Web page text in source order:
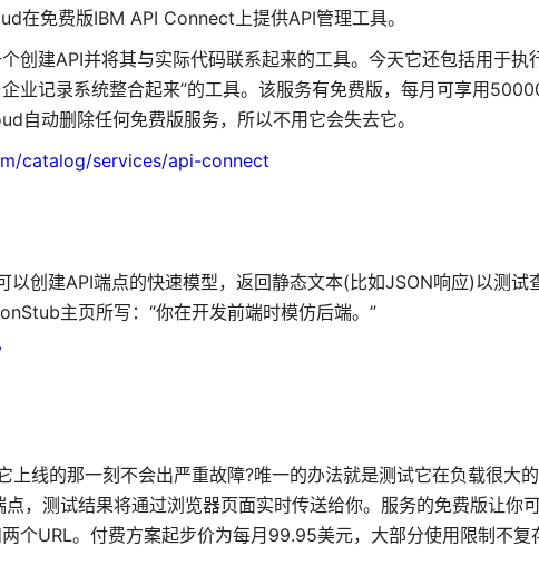
在免费版IBM API Connect上提供API管理工具。
创建API并将其与实际代码联系起来的工具。今天它还包括用于执
企业记录系统整合起来”的工具。该服务有免费版，每月可享用
自动删除任何免费版服务，所以不用它会失去它。
catalog/services/api-connect
创建API端点的快速模型，返回静态文本(比如JSON响应)以测试
主页所写：“你在开发前端时模仿后端。”
上线的那一刻不会出严重故障?唯一的办法就是测试它在负载很大
，测试结果将通过浏览器页面实时传送给你。服务的免费版让你
个URL。付费方案起步价为每月99.95美元，大部分使用限制不复